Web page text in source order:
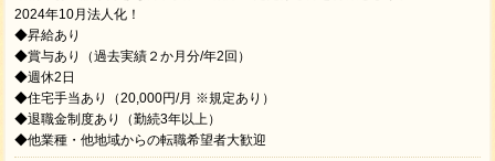
2024年10月法人化！
◆昇給あり
◆賞与あり（過去実績２か月分/年2回）
◆週休2日
◆住宅手当あり（20,000円/月 ※規定あり）
◆退職金制度あり（勤続3年以上）
◆他業種・他地域からの転職希望者大歓迎